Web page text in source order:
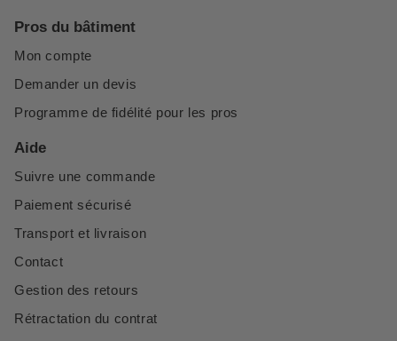
Pros du bâtiment
Mon compte
Demander un devis
Programme de fidélité pour les pros
Aide
Suivre une commande
Paiement sécurisé
Transport et livraison
Contact
Gestion des retours
Rétractation du contrat